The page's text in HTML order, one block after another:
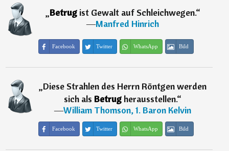
„Betrug ist Gewalt auf Schleichwegen.“
―Manfred Hinrich
Facebook Twitter WhatsApp Bild
„Diese Strahlen des Herrn Röntgen werden
sich als Betrug herausstellen.“
―William Thomson, 1. Baron Kelvin
Facebook Twitter WhatsApp Bild